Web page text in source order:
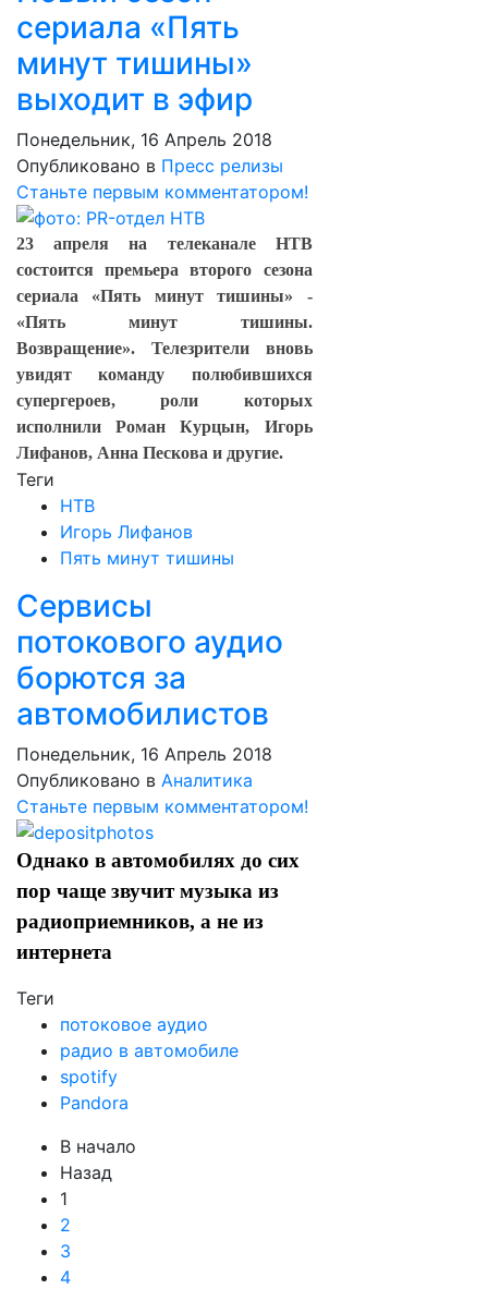
сериала «Пять
минут тишины»
выходит в эфир
Понедельник, 16 Апрель 2018
Опубликовано в Пресс релизы
Станьте первым комментатором!
23 апреля на телеканале НТВ
состоится премьера второго сезона
сериала «Пять минут тишины» -
«Пять минут тишины.
Возвращение». Телезрители вновь
увидят команду полюбившихся
супергероев, роли которых
исполнили Роман Курцын, Игорь
Лифанов, Анна Пескова и другие.
Теги
НТВ
Игорь Лифанов
Пять минут тишины
Сервисы
потокового аудио
борются за
автомобилистов
Понедельник, 16 Апрель 2018
Опубликовано в Аналитика
Станьте первым комментатором!
Однако в автомобилях до сих
пор чаще звучит музыка из
радиоприемников, а не из
интернета
Теги
потоковое аудио
радио в автомобиле
spotify
Pandora
В начало
Назад
1
2
3
4